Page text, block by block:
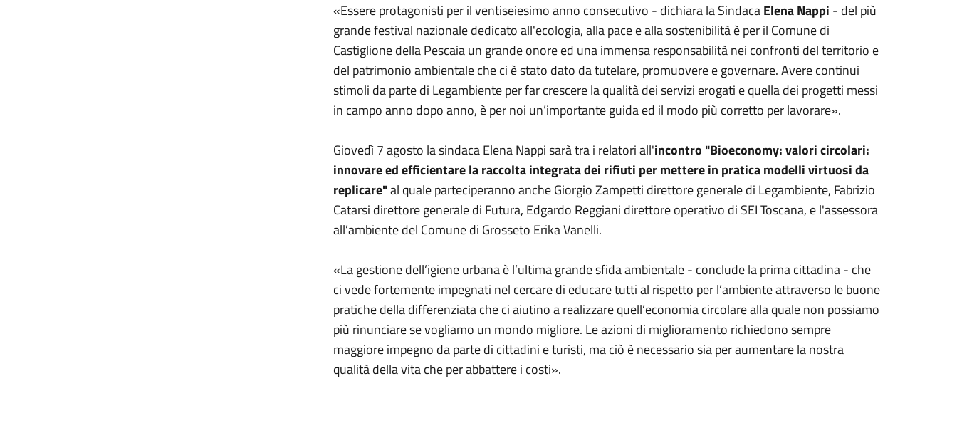
«Essere protagonisti per il ventiseiesimo anno consecutivo - dichiara la SindacaElena Nappi - del più
grande festival nazionale dedicato all'ecologia, alla pace e alla sostenibilità è per il Comune di
Castiglione della Pescaia un grande onore ed una immensa responsabilità nei confronti del territorio e
del patrimonio ambientale che ci è stato dato da tutelare, promuovere e governare. Avere continui
stimoli da parte di Legambiente per far crescere la qualità dei servizi erogati e quella dei progetti messi
in campo anno dopo anno, è per noi un’importante guida ed il modo più corretto per lavorare».
Giovedì 7agosto la sindaca Elena Nappi sarà tra i relatori all'incontro "Bioeconomy: valori circolari:
innovare ed efficientare la raccolta integrata dei rifiuti per mettere in pratica modelli virtuosi da
replicare"al quale parteciperanno anche Giorgio Zampetti direttore generale di Legambiente, Fabrizio
Catarsi direttore generale di Futura, Edgardo Reggiani direttore operativo di SEI Toscana, e l'assessora
all’ambiente del Comune di Grosseto Erika Vanelli.
«La gestione dell’igiene urbana è l’ultima grande sfida ambientale - conclude la prima cittadina - che
ci vede fortemente impegnati nel cercare di educare tutti al rispetto per l’ambiente attraverso le buone
pratiche della differenziata che ci aiutino a realizzare quell’economia circolare alla quale non possiamo
più rinunciare se vogliamo un mondo migliore. Le azioni di miglioramento richiedono sempre
maggiore impegno da parte di cittadini e turisti, ma ciò è necessario sia per aumentare la nostra
qualità della vita che per abbattere i costi».